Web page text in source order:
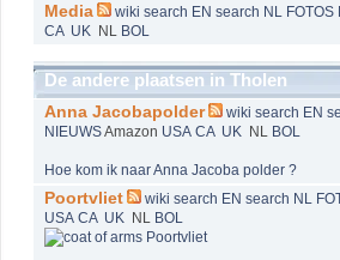
Media wiki search EN search NL FOTOS
CA UK NL BOL
De andere plaatsen in Tholen
Anna Jacobapolder wiki search EN
NIEUWSAmazon USA CA UK NL BOL
Hoe kom ik naar Anna Jacoba polder ?
Poortvliet wiki search EN search NL
USA CA UK NL BOL